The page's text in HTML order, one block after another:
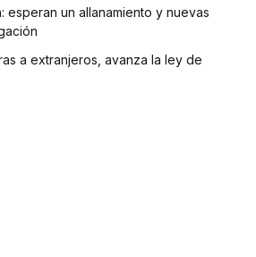
esperan un allanamiento y nuevas
a extranjeros, avanza la ley de